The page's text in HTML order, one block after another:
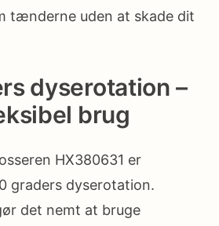
tænderne uden at skade dit
dyserotation –
brug
HX380631 er
graders dyserotation.
det nemt at bruge